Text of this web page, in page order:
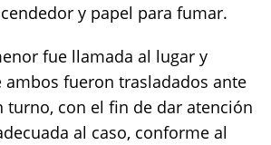
y papel para fumar.
fue llamada al lugar y
fueron trasladados ante
turno, con el fin de dar atención
al caso, conforme al